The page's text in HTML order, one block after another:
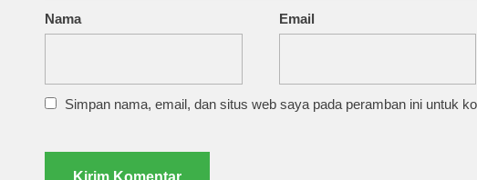
Nama Email
Simpan nama, email, dan situs web saya pada peramban ini untuk